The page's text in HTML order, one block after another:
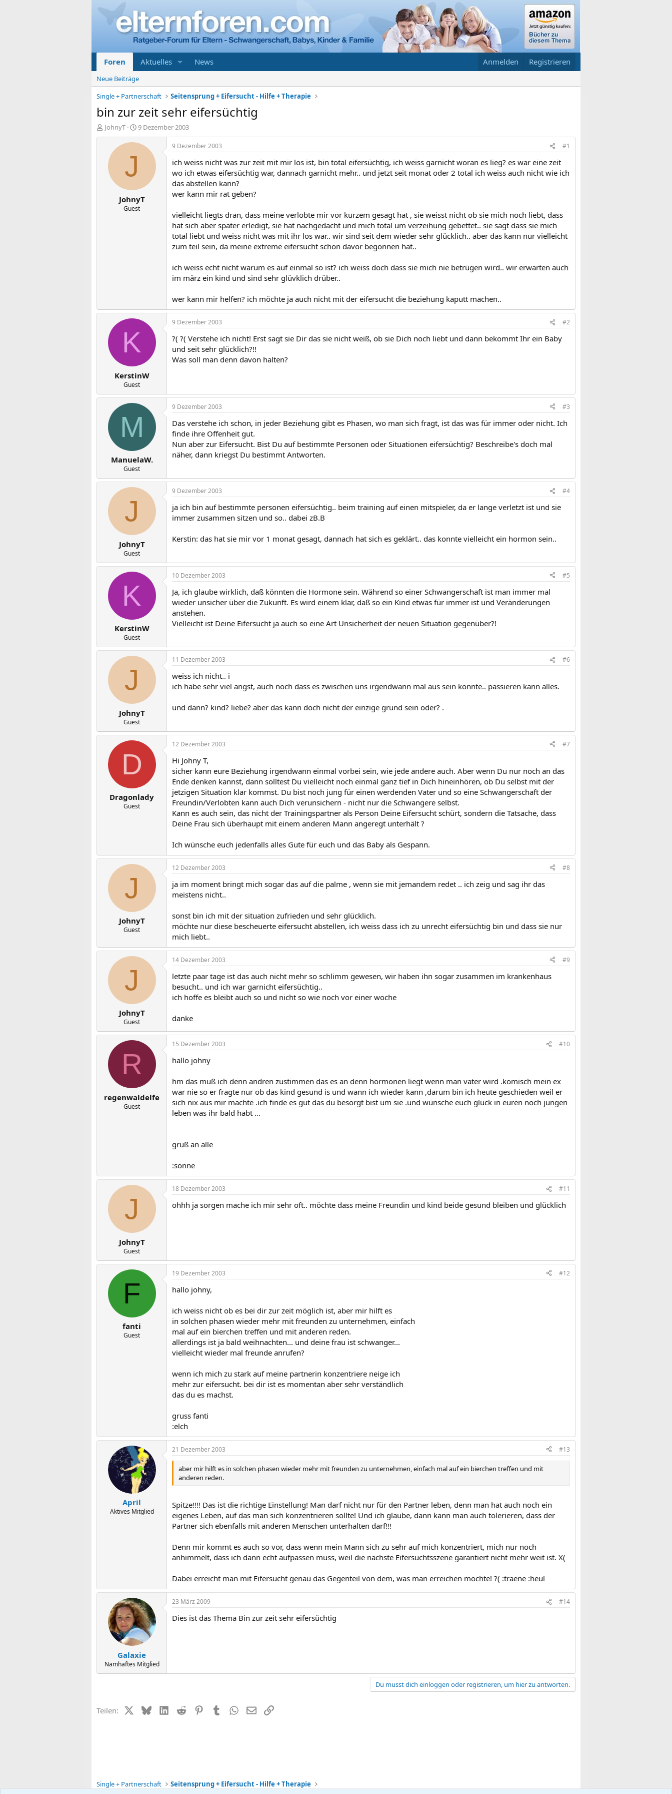
Foren Aktuelles News Anmelden Registrieren
Neue Beiträge
Single + Partnerschaft
Seitensprung + Eifersucht - Hilfe + Therapie
bin zur zeit sehr eifersüchtig
E
r
JohnyT
E
r
s
t
a
m
9 Dezember 2003
J
JohnyT
Guest
9 Dezember 2003 #1
ich weiss nicht was zur zeit mit mir los ist, bin total eifersüchtig, ich weiss garnicht woran es lieg? es war eine zeit
wo ich etwas eifersüchtig war, dannach garnicht mehr.. und jetzt seit monat oder 2 total ich weiss auch nicht wie ich
das abstellen kann?
wer kann mir rat geben?
vielleicht liegts dran, dass meine verlobte mir vor kurzem gesagt hat , sie weisst nicht ob sie mich noch liebt, dass
hat sich aber später erledigt, sie hat nachgedacht und mich total um verzeihung gebettet.. sie sagt dass sie mich
total liebt und weiss nicht was mit ihr los war.. wir sind seit dem wieder sehr glücklich.. aber das kann nur vielleicht
zum teil sein, da meine extreme eifersucht schon davor begonnen hat..
ich weiss echt nicht warum es auf einmal so ist? ich weiss doch dass sie mich nie betrügen wird.. wir erwarten auch
im märz ein kind und sind sehr glüvklich drüber..
wer kann mir helfen? ich möchte ja auch nicht mit der eifersucht die beziehung kaputt machen..
K
KerstinW
Guest
9 Dezember 2003 #2
?( ?( Verstehe ich nicht! Erst sagt sie Dir das sie nicht weiß, ob sie Dich noch liebt und dann bekommt Ihr ein Baby
und seit sehr glücklich?!!
Was soll man denn davon halten?
M
ManuelaW.
Guest
9 Dezember 2003 #3
Das verstehe ich schon, in jeder Beziehung gibt es Phasen, wo man sich fragt, ist das was für immer oder nicht. Ich
finde ihre Offenheit gut.
Nun aber zur Eifersucht. Bist Du auf bestimmte Personen oder Situationen eifersüchtig? Beschreibe's doch mal
näher, dann kriegst Du bestimmt Antworten.
J
JohnyT
Guest
9 Dezember 2003 #4
ja ich bin auf bestimmte personen eifersüchtig.. beim training auf einen mitspieler, da er lange verletzt ist und sie
immer zusammen sitzen und so.. dabei zB.B
Kerstin: das hat sie mir vor 1 monat gesagt, dannach hat sich es geklärt.. das konnte vielleicht ein hormon sein..
K
KerstinW
Guest
10 Dezember 2003 #5
Ja, ich glaube wirklich, daß könnten die Hormone sein. Während so einer Schwangerschaft ist man immer mal
wieder unsicher über die Zukunft. Es wird einem klar, daß so ein Kind etwas für immer ist und Veränderungen
anstehen.
Vielleicht ist Deine Eifersucht ja auch so eine Art Unsicherheit der neuen Situation gegenüber?!
J
JohnyT
Guest
11 Dezember 2003 #6
weiss ich nicht.. i
ich habe sehr viel angst, auch noch dass es zwischen uns irgendwann mal aus sein könnte.. passieren kann alles.
und dann? kind? liebe? aber das kann doch nicht der einzige grund sein oder? .
D
Dragonlady
Guest
12 Dezember 2003 #7
Hi Johny T,
sicher kann eure Beziehung irgendwann einmal vorbei sein, wie jede andere auch. Aber wenn Du nur noch an das
Ende denken kannst, dann solltest Du vielleicht noch einmal ganz tief in Dich hineinhören, ob Du selbst mit der
jetzigen Situation klar kommst. Du bist noch jung für einen werdenden Vater und so eine Schwangerschaft der
Freundin/Verlobten kann auch Dich verunsichern - nicht nur die Schwangere selbst.
Kann es auch sein, das nicht der Trainingspartner als Person Deine Eifersucht schürt, sondern die Tatsache, dass
Deine Frau sich überhaupt mit einem anderen Mann angeregt unterhält ?
Ich wünsche euch jedenfalls alles Gute für euch und das Baby als Gespann.
J
JohnyT
Guest
12 Dezember 2003 #8
ja im moment bringt mich sogar das auf die palme , wenn sie mit jemandem redet .. ich zeig und sag ihr das
meistens nicht..
sonst bin ich mit der situation zufrieden und sehr glücklich.
möchte nur diese bescheuerte eifersucht abstellen, ich weiss dass ich zu unrecht eifersüchtig bin und dass sie nur
mich liebt..
J
JohnyT
Guest
14 Dezember 2003 #9
letzte paar tage ist das auch nicht mehr so schlimm gewesen, wir haben ihn sogar zusammen im krankenhaus
besucht.. und ich war garnicht eifersüchtig..
ich hoffe es bleibt auch so und nicht so wie noch vor einer woche
danke
R
regenwaldelfe
Guest
15 Dezember 2003 #10
hallo johny
hm das muß ich denn andren zustimmen das es an denn hormonen liegt wenn man vater wird .komisch mein ex
war nie so er fragte nur ob das kind gesund is und wann ich wieder kann ,darum bin ich heute geschieden weil er
sich nix aus mir machte .ich finde es gut das du besorgt bist um sie .und wünsche euch glück in euren noch jungen
leben was ihr bald habt ...
gruß an alle
:sonne
J
JohnyT
Guest
18 Dezember 2003 #11
ohhh ja sorgen mache ich mir sehr oft.. möchte dass meine Freundin und kind beide gesund bleiben und glücklich
F
fanti
Guest
19 Dezember 2003 #12
hallo johny,
ich weiss nicht ob es bei dir zur zeit möglich ist, aber mir hilft es
in solchen phasen wieder mehr mit freunden zu unternehmen, einfach
mal auf ein bierchen treffen und mit anderen reden.
allerdings ist ja bald weihnachten... und deine frau ist schwanger...
vielleicht wieder mal freunde anrufen?
wenn ich mich zu stark auf meine partnerin konzentriere neige ich
mehr zur eifersucht. bei dir ist es momentan aber sehr verständlich
das du es machst.
gruss fanti
:elch
April
Aktives Mitglied
21 Dezember 2003 #13
aber mir hilft es in solchen phasen wieder mehr mit freunden zu unternehmen, einfach mal auf ein bierchen treffen und mit
anderen reden.
Spitze!!!! Das ist die richtige Einstellung! Man darf nicht nur für den Partner leben, denn man hat auch noch ein
eigenes Leben, auf das man sich konzentrieren sollte! Und ich glaube, dann kann man auch tolerieren, dass der
Partner sich ebenfalls mit anderen Menschen unterhalten darf!!!
Denn mir kommt es auch so vor, dass wenn mein Mann sich zu sehr auf mich konzentriert, mich nur noch
anhimmelt, dass ich dann echt aufpassen muss, weil die nächste Eifersuchtsszene garantiert nicht mehr weit ist. X(
Dabei erreicht man mit Eifersucht genau das Gegenteil von dem, was man erreichen möchte! ?( :traene :heul
Galaxie
Namhaftes Mitglied
23 März 2009 #14
Dies ist das Thema Bin zur zeit sehr eifersüchtig
Du musst dich einloggen oder registrieren, um hier zu antworten.
Teilen: X (Twitter)
BlueskyLinkedIn
Reddit PinterestTumblrWhatsApp
E-MailLink
Single + Partnerschaft Seitensprung + Eifersucht - Hilfe + Therapie